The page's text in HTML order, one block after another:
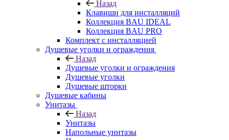
Назад
Клавиши для инсталляций
Коллекция BAU IDEAL
Коллекция BAU PRO
Комплект с инсталляцией
Душевые уголки и ограждения
Назад
Душевые уголки и ограждения
Душевые уголки
Душевые шторки
Душевые кабины
Унитазы
Назад
Унитазы
Напольные унитазы